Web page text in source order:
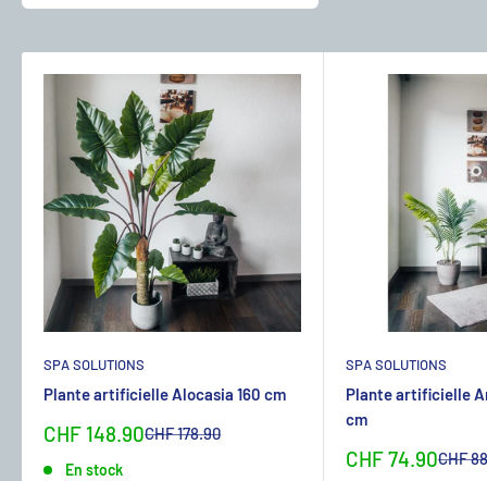
SPA SOLUTIONS
Plante artificielle Alocasia 160 cm
Sonderpreis
CHF 148.90Normalpreis
CHF 178.90
En stock
SPA SOLUTIONS
Plante artificielle
cm
Sonderpreis
CHF 74.90CHF